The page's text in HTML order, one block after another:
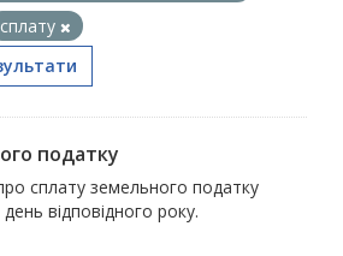
сплату
податку
сплату земельного податку
відповідного року.